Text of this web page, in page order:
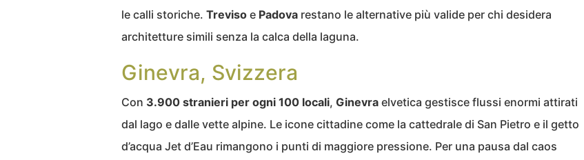
le calli storiche. Treviso e Padova restano le alternative più valide per chi desidera
architetture simili senza la calca della laguna.
Ginevra, Svizzera
Con 3.900 stranieri per ogni 100 locali, Ginevra elvetica gestisce flussi enormi attirati
dal lago e dalle vette alpine. Le icone cittadine come la cattedrale di San Pietro e il getto
d’acqua Jet d’Eau rimangono i punti di maggiore pressione. Per una pausa dal caos